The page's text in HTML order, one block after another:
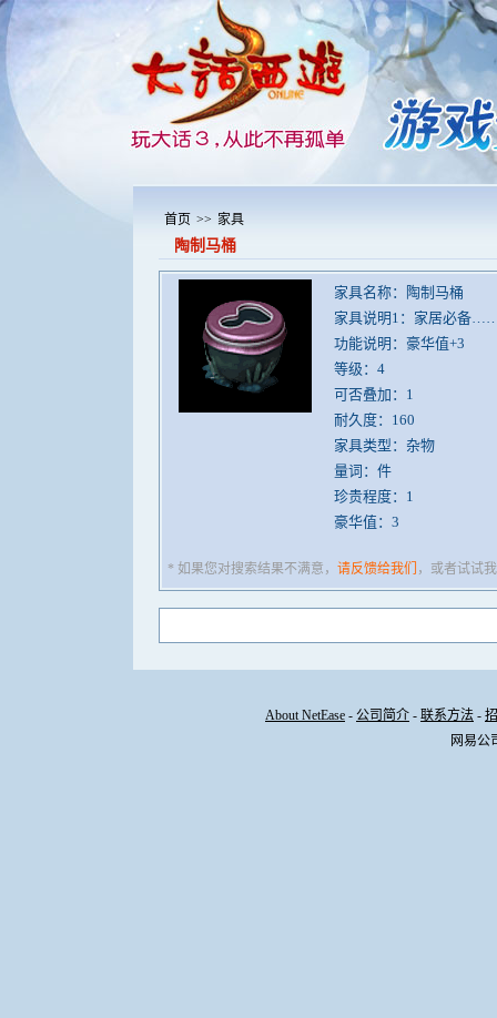
首页 >> 家具
陶制马桶
家具名称：陶制马桶
家具说明1：家居必备
功能说明：豪华值+3
等级：4
可否叠加：1
耐久度：160
家具类型：杂物
量词：件
珍贵程度：1
豪华值：3
* 如果您对搜索结果不满意， 请反馈给我们 ，或者试试
About NetEase - 公司简介 - 联系方法 -
网易公